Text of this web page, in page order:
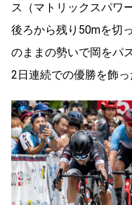
ス（マトリックスパワ
後ろから残り50mを切
のままの勢いで岡をパ
2日連続での優勝を飾っ